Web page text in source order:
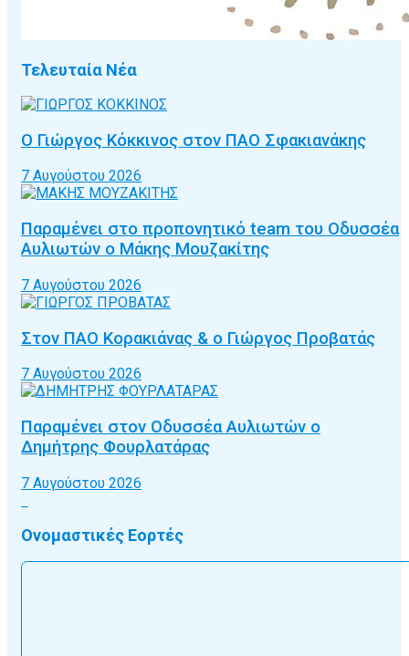
Τελευταία Νέα
Ο Γιώργος Κόκκινος στον ΠΑΟ Σφακιανάκης
7 Αυγούστου 2026
Παραμένει στο προπονητικό team του Οδυσσέα
Αυλιωτών ο Μάκης Μουζακίτης
7 Αυγούστου 2026
Στον ΠΑΟ Κορακιάνας & ο Γιώργος Προβατάς
7 Αυγούστου 2026
Παραμένει στον Οδυσσέα Αυλιωτών ο
Δημήτρης Φουρλατάρας
7 Αυγούστου 2026
Ονομαστικές Εορτές